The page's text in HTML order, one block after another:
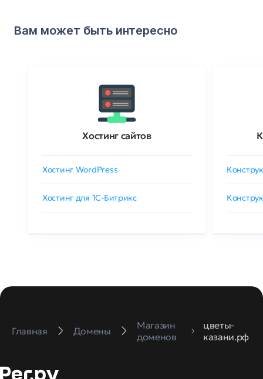
Вам может быть интересно
Хостинг сайтов
Хостинг WordPress
Хостинг для 1C-Битрикс
Главная Домены
Магазин
доменов
цветы-
казани.рф